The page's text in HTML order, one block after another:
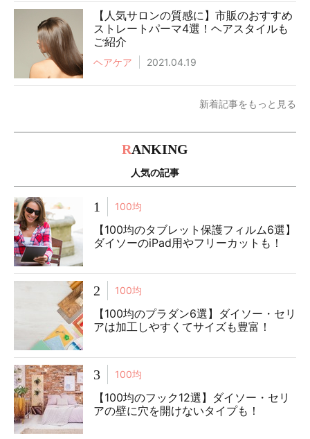
【人気サロンの質感に】市販のおすすめ
ストレートパーマ4選！ヘアスタイルも
ご紹介
ヘアケア 2021.04.19
新着記事をもっと見る
RANKING
人気の記事
1 100均
【100均のタブレット保護フィルム6選】
ダイソーのiPad用やフリーカットも！
2 100均
【100均のプラダン6選】ダイソー・セリ
アは加工しやすくてサイズも豊富！
3 100均
【100均のフック12選】ダイソー・セリ
アの壁に穴を開けないタイプも！